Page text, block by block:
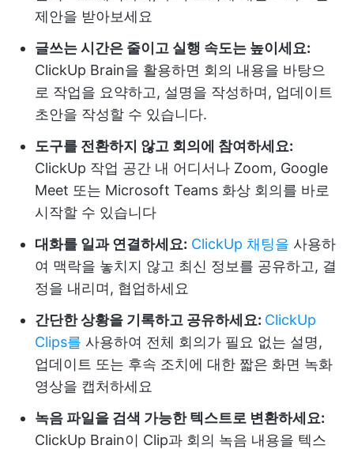
제안을 받아보세요
글쓰는 시간은 줄이고 실행 속도는 높이세요:
ClickUp Brain을 활용하면 회의 내용을 바탕으
로 작업을 요약하고, 설명을 작성하며, 업데이트
초안을 작성할 수 있습니다.
도구를 전환하지 않고 회의에 참여하세요:
ClickUp 작업 공간 내 어디서나 Zoom, Google
Meet 또는 Microsoft Teams 화상 회의를 바로
시작할 수 있습니다
대화를 일과 연결하세요: ClickUp 채팅을 사용하
여 맥락을 놓치지 않고 최신 정보를 공유하고, 결
정을 내리며, 협업하세요
간단한 상황을 기록하고 공유하세요: ClickUp
Clips를 사용하여 전체 회의가 필요 없는 설명,
업데이트 또는 후속 조치에 대한 짧은 화면 녹화
영상을 캡처하세요
녹음 파일을 검색 가능한 텍스트로 변환하세요:
ClickUp Brain이 Clip과 회의 녹음 내용을 텍스